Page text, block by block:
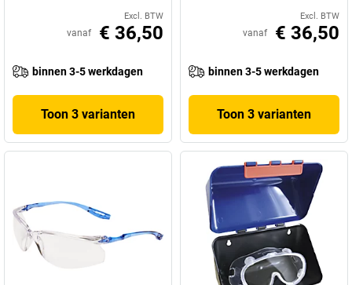
Excl. BTW
vanaf € 36,50
binnen 3-5 werkdagen
Toon 3 varianten
Excl. BTW
vanaf € 36,50
binnen 3-5 werkdagen
Toon 3 varianten